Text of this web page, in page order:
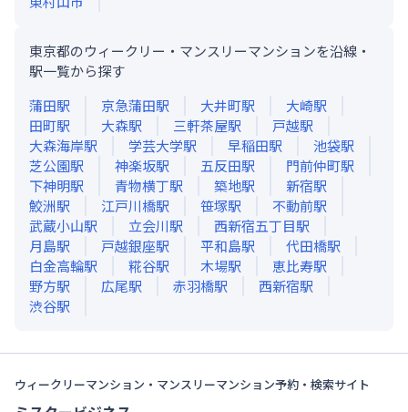
東京都のウィークリー・マンスリーマンションを沿線・
駅一覧から探す
蒲田駅 京急蒲田駅 大井町駅 大崎駅
田町駅 大森駅 三軒茶屋駅 戸越駅
大森海岸駅 学芸大学駅 早稲田駅 池袋駅
芝公園駅 神楽坂駅 五反田駅 門前仲町駅
下神明駅 青物横丁駅 築地駅 新宿駅
鮫洲駅 江戸川橋駅 笹塚駅 不動前駅
武蔵小山駅 立会川駅 西新宿五丁目駅
月島駅 戸越銀座駅 平和島駅 代田橋駅
白金高輪駅 糀谷駅 木場駅 恵比寿駅
野方駅 広尾駅 赤羽橋駅 西新宿駅
渋谷駅
ウィークリーマンション・マンスリーマンション予約・検索サイト